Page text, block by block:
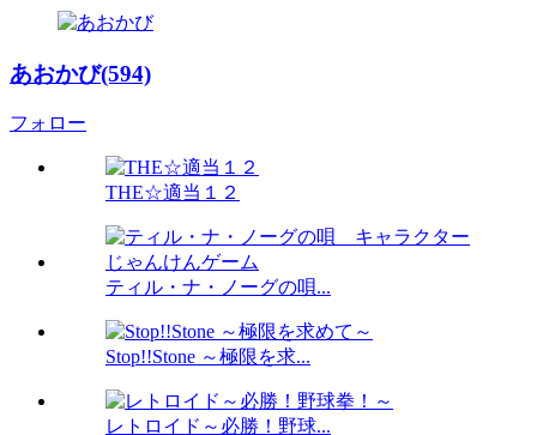
あおかび(594)
フォロー
THE☆適当１２
ティル・ナ・ノーグの唄...
Stop!!Stone ～極限を求...
レトロイド～必勝！野球...